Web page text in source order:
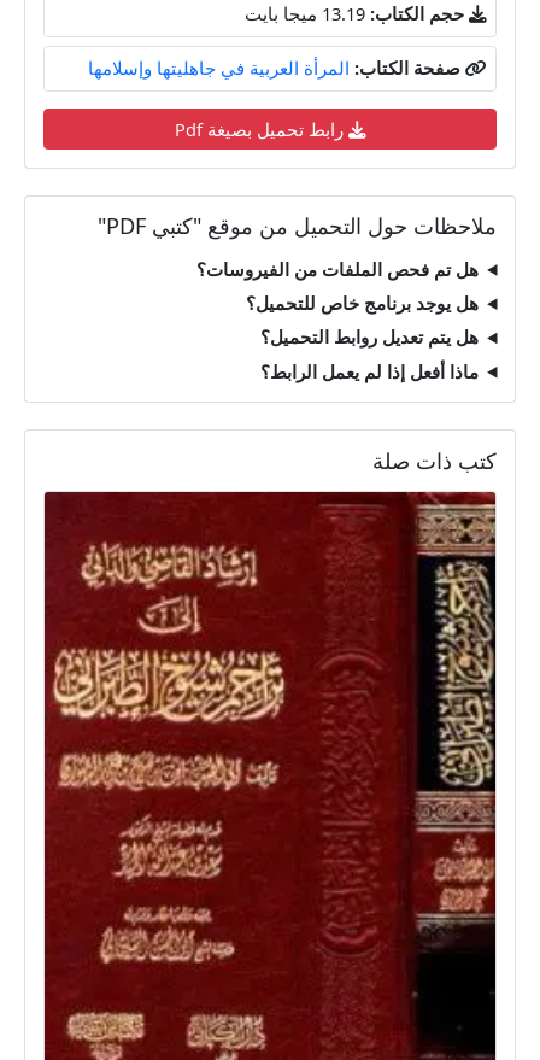
حجم الكتاب: 13.19 ميجا بايت
صفحة الكتاب: المرأة العربية في جاهليتها وإسلامها
رابط تحميل بصيغة Pdf
ملاحظات حول التحميل من موقع "كتبي PDF"
هل تم فحص الملفات من الفيروسات؟
هل يوجد برنامج خاص للتحميل؟
هل يتم تعديل روابط التحميل؟
ماذا أفعل إذا لم يعمل الرابط؟
كتب ذات صلة